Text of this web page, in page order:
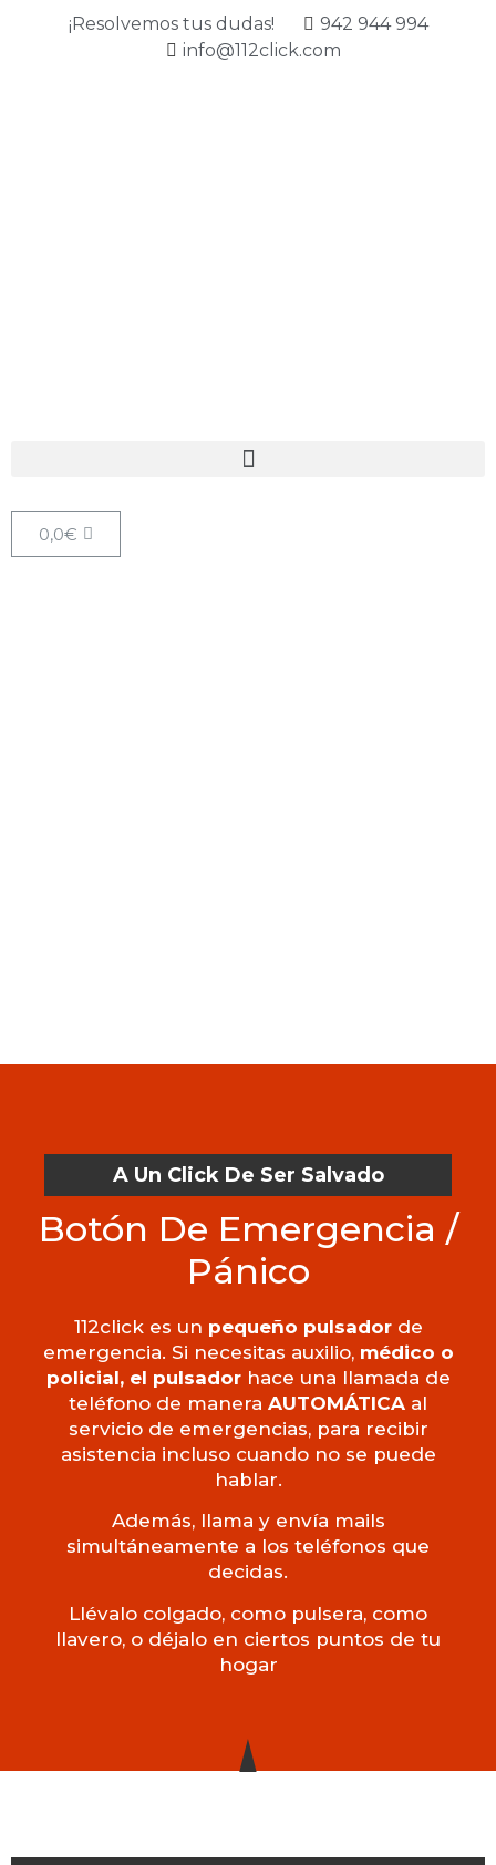
¡Resolvemos tus dudas!
942 944 994
info@112click.com
0,0€
A Un Click De Ser Salvado
Botón De Emergencia /
Pánico
112click es un pequeño pulsadorde
emergencia. Si necesitas auxilio, médico o
policial, el pulsador hace una llamada de
teléfono de manera AUTOMÁTICA al
servicio de emergencias, para recibir
asistencia incluso cuando no se puede
hablar.
Además, llama y envía mails
simultáneamente a los teléfonos que
decidas.
Llévalo colgado, como pulsera, como
llavero, o déjalo en ciertos puntos de tu
hogar